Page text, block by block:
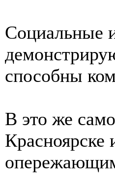
Социальные
способны
В это же
Красноярске